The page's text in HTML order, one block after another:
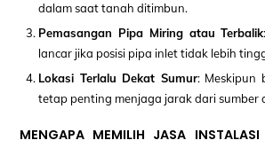
dalam saat tanah ditimbun.
Pemasangan Pipa Miring atau Terbalik
lancar jika posisi pipa inlet tidak lebih
Lokasi Terlalu Dekat Sumur: Meskipun
tetap penting menjaga jarak dari sumber
MENGAPA MEMILIH JASA